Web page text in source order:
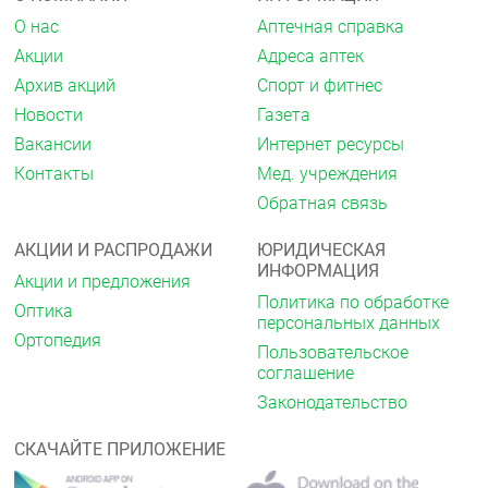
бедренной кости после приёма 500 мг препарата
внутрь составляли приблизительно 15,1 мкг/г
(через 2 ч после приёма препарата).
Проникновение в спинномозговую
Левофлоксацин плохо проникает в
спинномозговую жидкость.
предстательной железы
После приёма внутрь 500 мг левофлоксацина 1 раз
в сутки в течение 3-х дней, средняя концентрация
левофлоксацина в ткани предстательной железы
составляла 8,7 мкг/г, среднее соотношение
концентраций предстательная железа/плазма
Концентрации в моче
Средние концентрации в моче через 8-12 ч после
О нас
Акции
Архив акций
Новости
Вакансии
Контакты
Аптечная справка
Адреса аптек
Спорт и фитнес
Газета
Интернет ресурсы
Мед. учреждения
Обратная связь
АКЦИИ И РАСПРОДАЖИ
Акции и предложения
Оптика
Ортопедия
ЮРИДИЧЕСКАЯ
ИНФОРМАЦИЯ
Политика по обработке
персональных данных
Пользовательское
соглашение
Законодательство
СКАЧАЙТЕ ПРИЛОЖЕНИЕ